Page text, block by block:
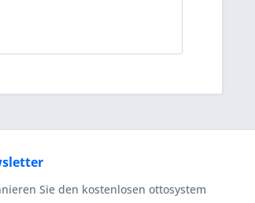
Sie den kostenlosen ottosystem